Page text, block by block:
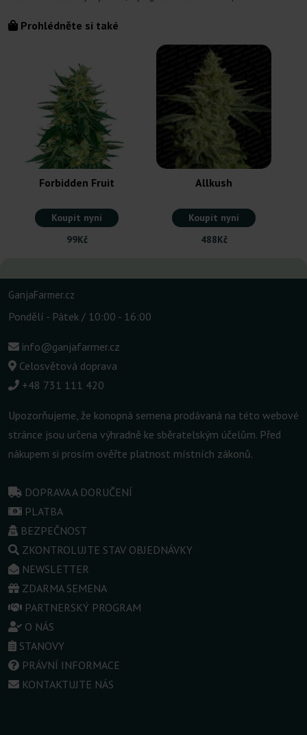
Prohlédněte si také
Forbidden Fruit
Koupit nyní
99Kč
Allkush
Koupit nyní
488Kč
GanjaFarmer.cz
Pondělí - Pátek / 10:00 - 16:00
info@ganjafarmer.cz
Celosvětová doprava
+48 731 111 420
Upozorňujeme, že konopná semena prodávaná na této webové
stránce jsou určena výhradně ke sběratelským účelům. Před
nákupem si prosím ověřte platnost místních zákonů.
DOPRAVA A DORUČENÍ
PLATBA
BEZPEČNOST
ZKONTROLUJTE STAV OBJEDNÁVKY
NEWSLETTER
ZDARMA SEMENA
PARTNERSKÝ PROGRAM
O NÁS
STANOVY
PRÁVNÍ INFORMACE
KONTAKTUJTE NÁS